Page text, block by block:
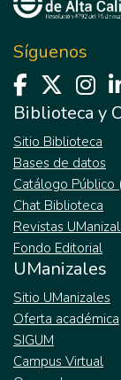
Síguenos
Biblioteca y
Sitio Biblioteca
Bases de datos
Catálogo Público
Chat Biblioteca
Revistas
Fondo Editorial
UManizales
Sitio UManizales
Oferta académica
SIGUM
Campus Virtual